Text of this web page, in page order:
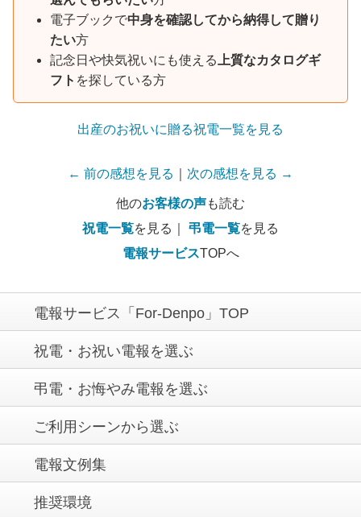
電子ブックで中身を確認してから納得して贈り
たい方
記念日や快気祝いにも使える
上質なカタログギ
フト を探している方
出産のお祝いに贈る祝電一覧を見る
← 前の感想を見る 次の感想を見る →
他のお客様の声も読む
祝電一覧を見る｜ 弔電一覧を見る
電報サービスTOPへ
電報サービス「For-Denpo」TOP
祝電・お祝い電報を選ぶ
弔電・お悔やみ電報を選ぶ
ご利用シーンから選ぶ
電報文例集
推奨環境